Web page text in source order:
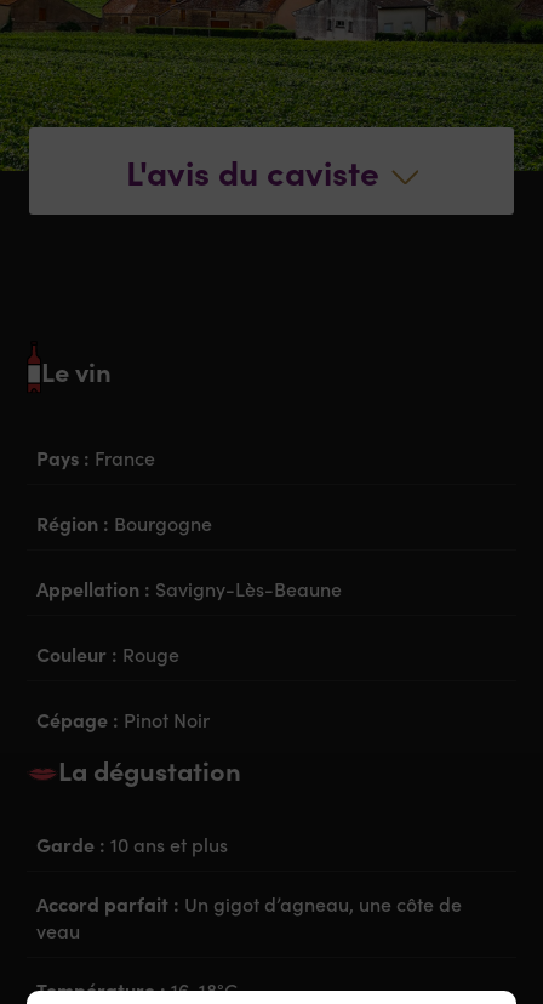
L'avis du caviste
Le vin
Pays : France
Région : Bourgogne
Appellation : Savigny-Lès-Beaune
Couleur : Rouge
Cépage : Pinot Noir
La dégustation
Garde :10 ans et plus
Accord parfait : Un gigot d’agneau, une côte de
veau
Température :16-18°C